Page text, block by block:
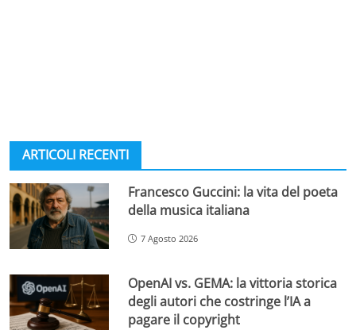
ARTICOLI RECENTI
Francesco Guccini: la vita del poeta
della musica italiana
7 Agosto 2026
OpenAI vs. GEMA: la vittoria storica
degli autori che costringe l’IA a
pagare il copyright